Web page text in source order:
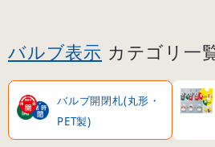
バルブ表示 カテゴリ一
バルブ開閉札(丸形・
PET製)